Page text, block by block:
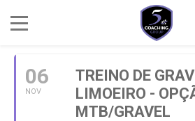
NOVEMBRO, 2021
06
NOV
TREINO DE
LIMOEIRO -
MTB/GRAVEL